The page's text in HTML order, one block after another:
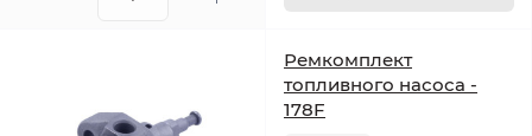
Ремкомплект
топливного насоса -
178F